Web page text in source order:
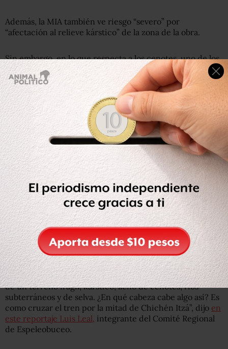
Además, la MIA también ve riesgo “severo” por
“afectación al relieve kárstico” de la zona de la obra.
Sin embargo, en lo que respecta a los cenotes, uno de los
mayores atractivos para el turismo de naturaleza de la
Riviera Maya y Quintana Roo, y por lo tanto una de las
mayores preocupaciones que origina el paso del tren, la
Manifestación de Impacto Ambiental consideró que “la
afectación a la integridad física de los cenotes es
moderada”.
El estudio calificó como “irrelevantes” los posibles riesgos
de que la obra ocasione daños al flujo subterráneo de
agua durante la preparación del sitio y en la
construcción.
Esta consideración de la MIA colisiona directamente con
las reiteradas denuncias públicas que han hecho
activistas, ambientalistas y organizaciones civiles como
Moce Yax Cuxtal; y espeleobuzos como Roberto Rojo o
Luis Leal, ambos con más de 20 años de experiencia.
“Van a pasar una mole de miles de toneladas por encima
de un terreno frágil, kárstico, lleno de cenotes, ríos
subterráneos y de selva. ¿En qué cabeza cabe algo así? Es
como cruzar el tren por la mitad de Chichén Itzá”, dijo en
este reportaje Luis Leal, integrante del Comité Regional
de Espeleobuceo.